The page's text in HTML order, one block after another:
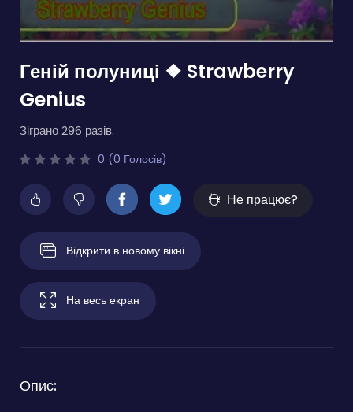
Геній полуниці ❖ Strawberry
Genius
Зіграно 296 разів.
0 (0 Голосів)
Не працює?
Відкрити в новому вікні
На весь екран
Опис: